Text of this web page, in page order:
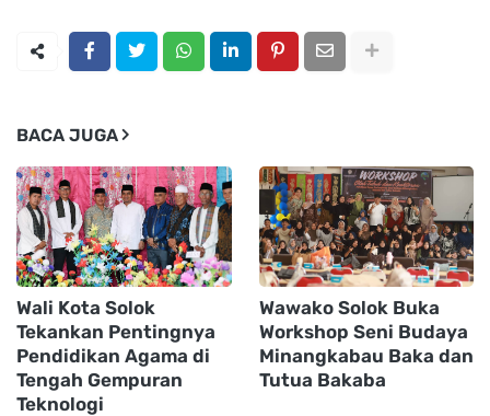
BACA JUGA
Wali Kota Solok
Tekankan Pentingnya
Pendidikan Agama di
Tengah Gempuran
Teknologi
Wawako Solok Buka
Workshop Seni Budaya
Minangkabau Baka dan
Tutua Bakaba